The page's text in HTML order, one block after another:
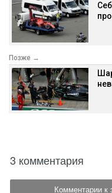
Позже →
3 комментария
Комментарии к